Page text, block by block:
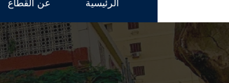
الرئيسية عن القطاع